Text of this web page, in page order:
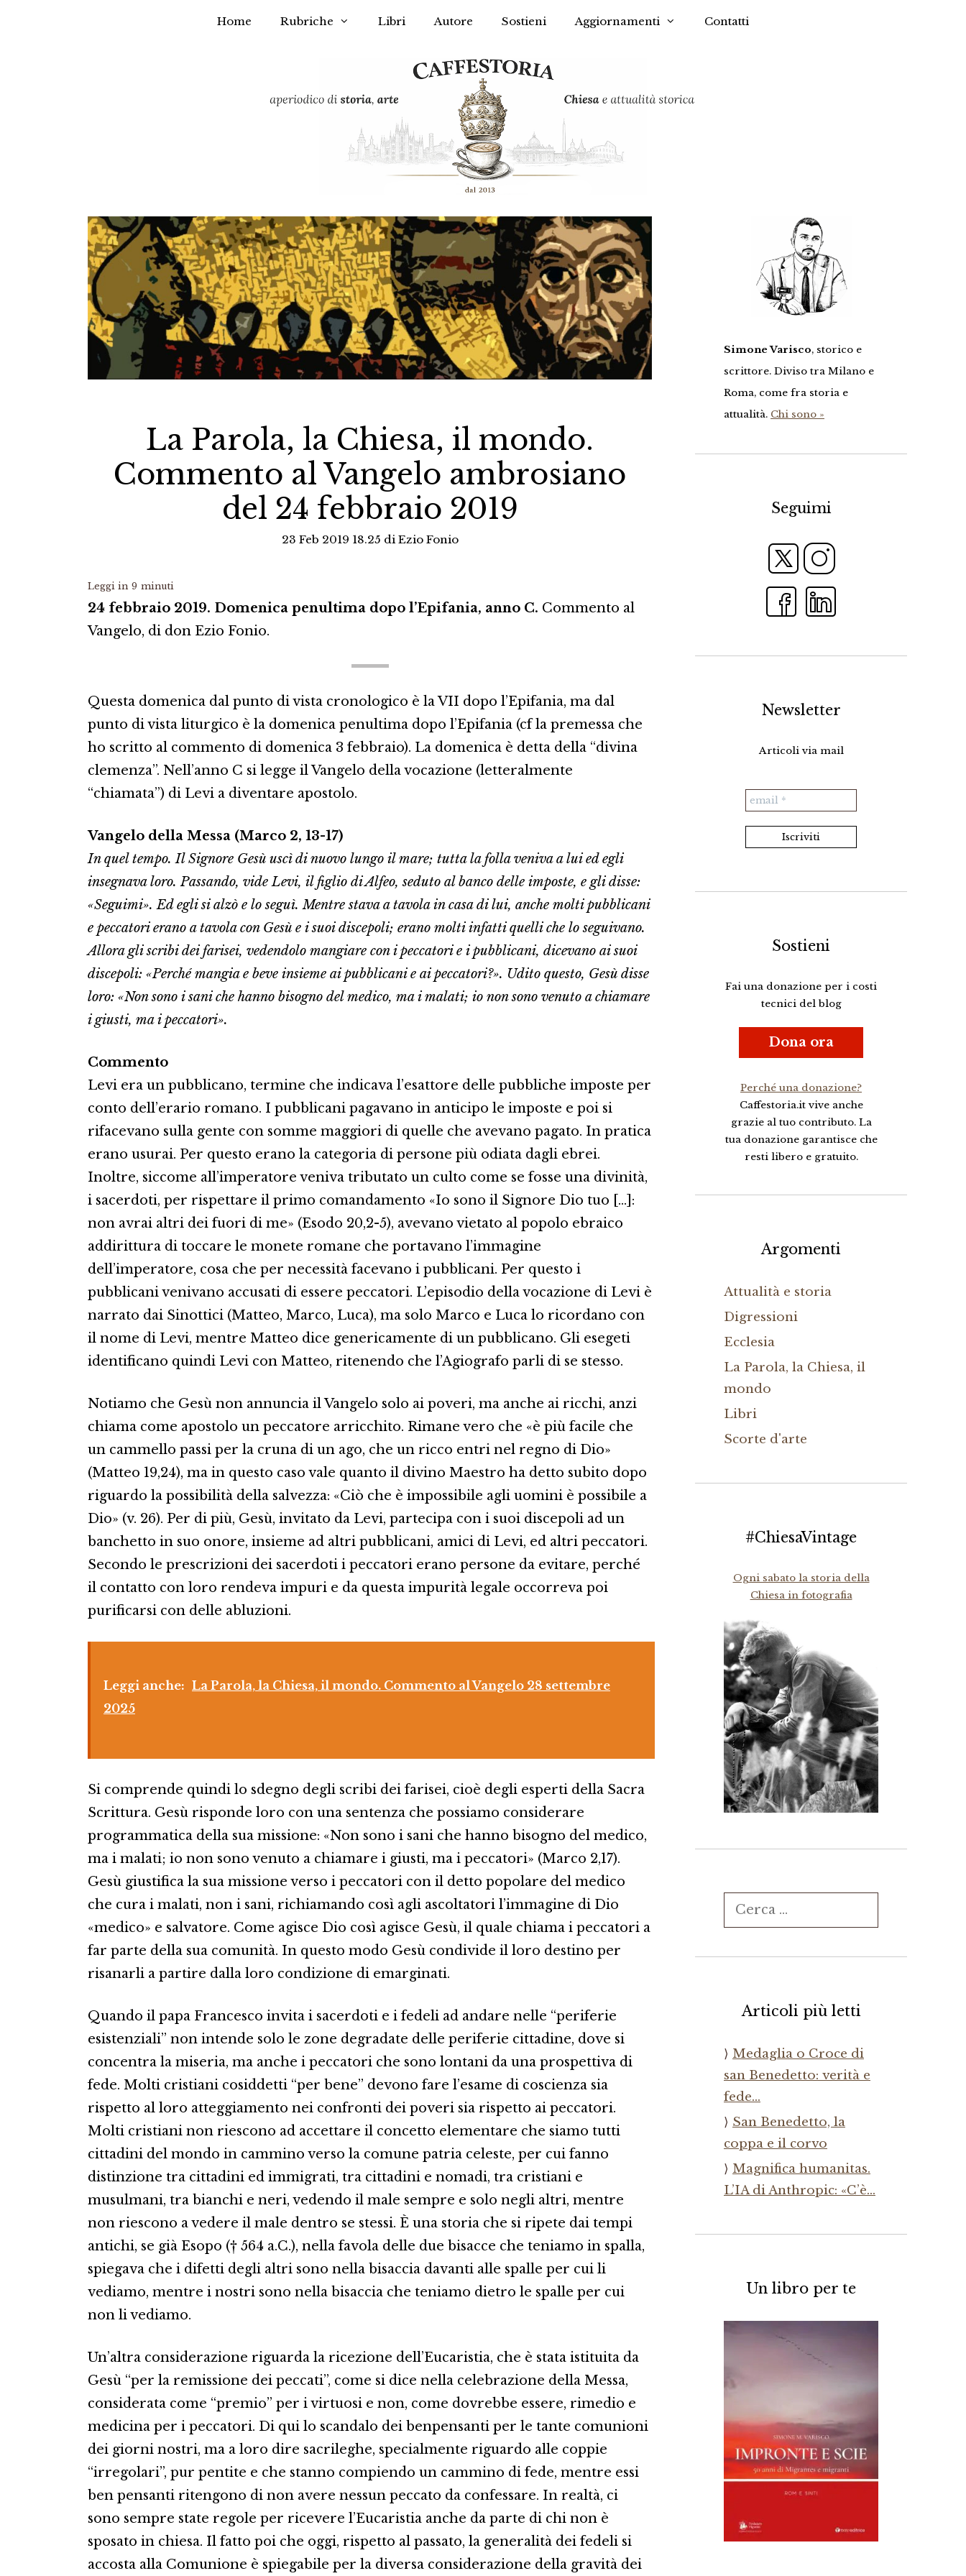
Home Rubriche Libri Autore Sostieni Aggiornamenti Contatti
La Parola, la Chiesa, il mondo.
Commento al Vangelo ambrosiano
del 24 febbraio 2019
23 Feb 2019 18.25 di Ezio Fonio
Leggi in 9 minuti
24 febbraio 2019. Domenica penultima dopo l’Epifania, anno C. Commento al
Vangelo, di don Ezio Fonio.
Questa domenica dal punto di vista cronologico è la VII dopo l’Epifania, ma dal
punto di vista liturgico è la domenica penultima dopo l’Epifania (cf la premessa che
ho scritto al commento di domenica 3 febbraio). La domenica è detta della “divina
clemenza”. Nell’anno C si legge il Vangelo della vocazione (letteralmente
“chiamata”) di Levi a diventare apostolo.
Vangelo della Messa (Marco 2, 13-17)
In quel tempo. Il Signore Gesù uscì di nuovo lungo il mare; tutta la folla veniva a lui ed egli
insegnava loro. Passando, vide Levi, il figlio di Alfeo, seduto al banco delle imposte, e gli disse:
«Seguimi». Ed egli si alzò e lo seguì. Mentre stava a tavola in casa di lui, anche molti pubblicani
e peccatori erano a tavola con Gesù e i suoi discepoli; erano molti infatti quelli che lo seguivano.
Allora gli scribi dei farisei, vedendolo mangiare con i peccatori e i pubblicani, dicevano ai suoi
discepoli: «Perché mangia e beve insieme ai pubblicani e ai peccatori?». Udito questo, Gesù disse
loro: «Non sono i sani che hanno bisogno del medico, ma i malati; io non sono venuto a chiamare
i giusti, ma i peccatori».
Commento
Levi era un pubblicano, termine che indicava l’esattore delle pubbliche imposte per
conto dell’erario romano. I pubblicani pagavano in anticipo le imposte e poi si
rifacevano sulla gente con somme maggiori di quelle che avevano pagato. In pratica
erano usurai. Per questo erano la categoria di persone più odiata dagli ebrei.
Inoltre, siccome all’imperatore veniva tributato un culto come se fosse una divinità,
i sacerdoti, per rispettare il primo comandamento «Io sono il Signore Dio tuo […]:
non avrai altri dei fuori di me» (Esodo 20,2-5), avevano vietato al popolo ebraico
addirittura di toccare le monete romane che portavano l’immagine
dell’imperatore, cosa che per necessità facevano i pubblicani. Per questo i
pubblicani venivano accusati di essere peccatori. L’episodio della vocazione di Levi è
narrato dai Sinottici (Matteo, Marco, Luca), ma solo Marco e Luca lo ricordano con
il nome di Levi, mentre Matteo dice genericamente di un pubblicano. Gli esegeti
identificano quindi Levi con Matteo, ritenendo che l’Agiografo parli di se stesso.
Notiamo che Gesù non annuncia il Vangelo solo ai poveri, ma anche ai ricchi, anzi
chiama come apostolo un peccatore arricchito. Rimane vero che «è più facile che
un cammello passi per la cruna di un ago, che un ricco entri nel regno di Dio»
(Matteo 19,24), ma in questo caso vale quanto il divino Maestro ha detto subito dopo
riguardo la possibilità della salvezza: «Ciò che è impossibile agli uomini è possibile a
Dio» (v. 26). Per di più, Gesù, invitato da Levi, partecipa con i suoi discepoli ad un
banchetto in suo onore, insieme ad altri pubblicani, amici di Levi, ed altri peccatori.
Secondo le prescrizioni dei sacerdoti i peccatori erano persone da evitare, perché
il contatto con loro rendeva impuri e da questa impurità legale occorreva poi
purificarsi con delle abluzioni.
Leggi anche: La Parola, la Chiesa, il mondo. Commento al Vangelo 28 settembre
2025
Si comprende quindi lo sdegno degli scribi dei farisei, cioè degli esperti della Sacra
Scrittura. Gesù risponde loro con una sentenza che possiamo considerare
programmatica della sua missione: «Non sono i sani che hanno bisogno del medico,
ma i malati; io non sono venuto a chiamare i giusti, ma i peccatori» (Marco 2,17).
Gesù giustifica la sua missione verso i peccatori con il detto popolare del medico
che cura i malati, non i sani, richiamando così agli ascoltatori l’immagine di Dio
«medico» e salvatore. Come agisce Dio così agisce Gesù, il quale chiama i peccatori a
far parte della sua comunità. In questo modo Gesù condivide il loro destino per
risanarli a partire dalla loro condizione di emarginati.
Quando il papa Francesco invita i sacerdoti e i fedeli ad andare nelle “periferie
esistenziali” non intende solo le zone degradate delle periferie cittadine, dove si
concentra la miseria, ma anche i peccatori che sono lontani da una prospettiva di
fede. Molti cristiani cosiddetti “per bene” devono fare l’esame di coscienza sia
rispetto al loro atteggiamento nei confronti dei poveri sia rispetto ai peccatori.
Molti cristiani non riescono ad accettare il concetto elementare che siamo tutti
cittadini del mondo in cammino verso la comune patria celeste, per cui fanno
distinzione tra cittadini ed immigrati, tra cittadini e nomadi, tra cristiani e
musulmani, tra bianchi e neri, vedendo il male sempre e solo negli altri, mentre
non riescono a vedere il male dentro se stessi. È una storia che si ripete dai tempi
antichi, se già Esopo († 564 a.C.), nella favola delle due bisacce che teniamo in spalla,
spiegava che i difetti degli altri sono nella bisaccia davanti alle spalle per cui li
vediamo, mentre i nostri sono nella bisaccia che teniamo dietro le spalle per cui
non li vediamo.
Un’altra considerazione riguarda la ricezione dell’Eucaristia, che è stata istituita da
Gesù “per la remissione dei peccati”, come si dice nella celebrazione della Messa,
considerata come “premio” per i virtuosi e non, come dovrebbe essere, rimedio e
medicina per i peccatori. Di qui lo scandalo dei benpensanti per le tante comunioni
dei giorni nostri, ma a loro dire sacrileghe, specialmente riguardo alle coppie
“irregolari”, pur pentite e che stanno compiendo un cammino di fede, mentre essi
ben pensanti ritengono di non avere nessun peccato da confessare. In realtà, ci
sono sempre state regole per ricevere l’Eucaristia anche da parte di chi non è
sposato in chiesa. Il fatto poi che oggi, rispetto al passato, la generalità dei fedeli si
accosta alla Comunione è spiegabile per la diversa considerazione della gravità dei
Simone Varisco, storico e
scrittore. Diviso tra Milano e
Roma, come fra storia e
attualità. Chi sono »
Seguimi
Newsletter
Articoli via mail
Sostieni
Fai una donazione per i costi
tecnici del blog
Dona ora
Perché una donazione?
Caffestoria.it vive anche
grazie al tuo contributo. La
tua donazione garantisce che
resti libero e gratuito.
Argomenti
Attualità e storia
Digressioni
Ecclesia
La Parola, la Chiesa, il
mondo
Libri
Scorte d'arte
#ChiesaVintage
Ogni sabato la storia della
Chiesa in fotografia
Ricerca
per:
Articoli più letti
Medaglia o Croce di
san Benedetto: verità e
fede…
San Benedetto, la
coppa e il corvo
Magnifica humanitas.
L’IA di Anthropic: «C’è…
Un libro per te